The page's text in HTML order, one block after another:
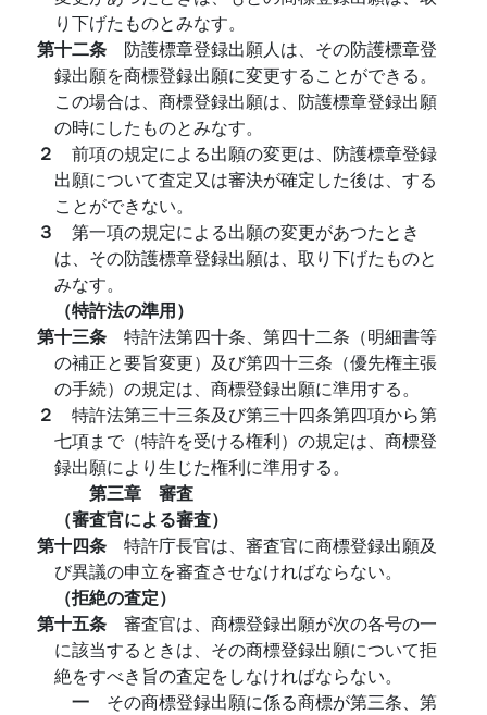
り下げたものとみなす。
第十二条 防護標章登録出願人は、その防護標章登
録出願を商標登録出願に変更することができる。
この場合は、商標登録出願は、防護標章登録出願
の時にしたものとみなす。
２ 前項の規定による出願の変更は、防護標章登録
出願について査定又は審決が確定した後は、する
ことができない。
３ 第一項の規定による出願の変更があつたとき
は、その防護標章登録出願は、取り下げたものと
みなす。
（特許法の準用）
第十三条 特許法第四十条、第四十二条（明細書等
の補正と要旨変更）及び第四十三条（優先権主張
の手続）の規定は、商標登録出願に準用する。
２ 特許法第三十三条及び第三十四条第四項から第
七項まで（特許を受ける権利）の規定は、商標登
録出願により生じた権利に準用する。
第三章 審査
（審査官による審査）
第十四条 特許庁長官は、審査官に商標登録出願及
び異議の申立を審査させなければならない。
（拒絶の査定）
第十五条 審査官は、商標登録出願が次の各号の一
に該当するときは、その商標登録出願について拒
絶をすべき旨の査定をしなければならない。
一 その商標登録出願に係る商標が第三条、第